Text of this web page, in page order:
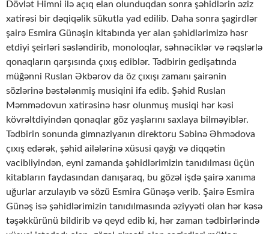
Dövlət Himni ilə açıq elan olunduqdan sonra şəhidlərin əziz
xatirəsi bir dəqiqəlik sükutla yad edilib. Daha sonra şagirdlər
şairə Esmira Günəşin kitabında yer alan şəhidlərimizə həsr
etdiyi şeirləri səsləndirib, monoloqlar, səhnəciklər və rəqslərlə
qonaqların qarşısında çıxış ediblər. Tədbirin gedişatında
müğənni Ruslan Əkbərov da öz çıxışı zamanı şairənin
sözlərinə bəstələnmiş musiqini ifa edib. Şəhid Ruslan
Məmmədovun xatirəsinə həsr olunmuş musiqi hər kəsi
kövrəltdiyindən qonaqlar göz yaşlarını saxlaya bilməyiblər.
Tədbirin sonunda gimnaziyanın direktoru Səbinə Əhmədova
çıxış edərək, şəhid ailələrinə xüsusi qayğı və diqqətin
vacibliyindən, eyni zamanda şəhidlərimizin tanıdılması üçün
kitabların faydasından danışaraq, bu gözəl işdə şairə xanıma
uğurlar arzulayıb və sözü Esmira Günəşə verib. Şairə Esmira
Günəş isə şəhidlərimizin tanıdılmasında əziyyəti olan hər kəsə
təşəkkürünü bildirib və qeyd edib ki, hər zaman tədbirlərində